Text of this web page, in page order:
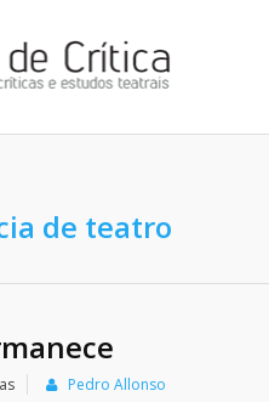
de teatro
Pedro Allonso